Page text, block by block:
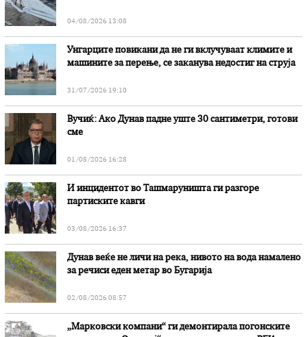
04/08/2026 13:08
Унгарците повикани да не ги вклучуваат климите и
машините за перење, се заканува недостиг на струја
31/07/2026 19:10
Вучиќ: Ако Дунав падне уште 30 сантиметри, готови
сме
01/08/2026 16:28
И инцидентот во Ташмаруништa ги разгоре
партиските кавги
03/08/2026 16:37
Дунав веќе не личи на река, нивото на вода намалено
за речиси еден метар во Бугарија
02/08/2026 08:57
„Марковски компани“ ги демонтирала погонските